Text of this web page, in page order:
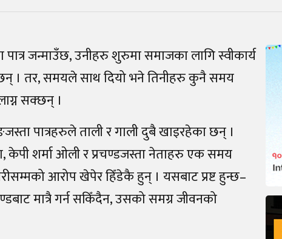
जन्माउँछ, उनीहरु शुरुमा समाजका लागि स्वीकार्य
। तर, समयले साथ दियो भने तिनीहरु कुनै समय
सक्छन् ।
पात्रहरुले ताली र गाली दुबै खाइरहेका छन् ।
केपी शर्मा ओली र प्रचण्डजस्ता नेताहरु एक समय
आरोप खेपेर हिँडेकै हुन् । यसबाट प्रष्ट हुन्छ–
मात्रै गर्न सकिँदैन, उसको समग्र जीवनको